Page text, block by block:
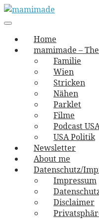
Skip
to
mamimade
vernäht und zugetextet
navigation
Menu
Home
mamimade –
Familie
Wien
Stricken
Nähen
Parklet
Filme
Podcast
USA Politik
Newsletter
About me
Datenschutz/
Impressum
Disclaimer